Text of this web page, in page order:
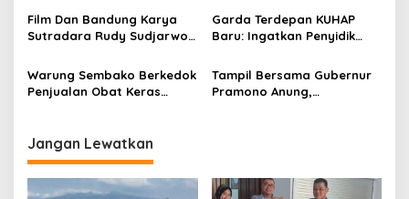
Diding Boneng
Pengurus Baru, Fokus
Konsolidasi Jelang
Musancab 13 September
Film Dan Bandung Karya
Sutradara Rudy Sudjarwo:
Secara Luas Mulai 20
Agustus 2026
Garda Terdepan KUHAP
Baru: Ingatkan Penyidik
Bersalah
Warung Sembako Berkedok
Penjualan Obat Keras
Tampil Bersama Gubernur
Pramono Anung,
Jangan Lewatkan